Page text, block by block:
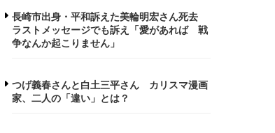
長崎市出身・平和訴えた美輪明宏さん死去
ラストメッセージでも訴え「愛があれば 戦
争なんか起こりません」
つげ義春さんと白土三平さん カリスマ漫画
家、二人の「違い」とは？